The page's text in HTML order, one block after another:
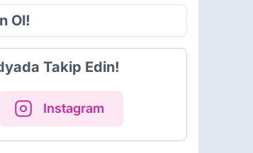
Ol!
Takip Edin!
Instagram